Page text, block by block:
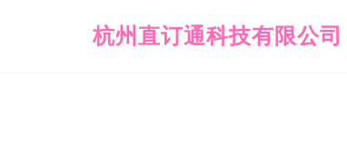
杭州直订通科技有限公司